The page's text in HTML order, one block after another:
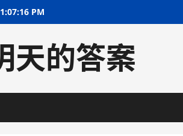
1:07:16 PM
天的答案